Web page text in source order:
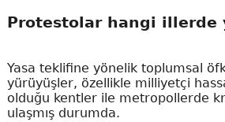
Protestolar hangi illerde
Yasa teklifine yönelik toplumsal
yürüyüşler, özellikle milliyetçi
olduğu kentler ile metropollerde
ulaşmış durumda.